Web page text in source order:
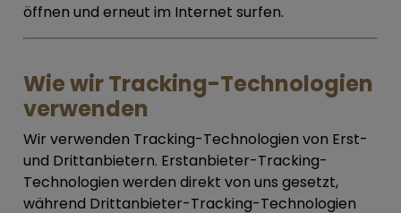
öffnen und erneut im Internet surfen.
Wie wir Tracking-Technologien
verwenden
Wir verwenden Tracking-Technologien von Erst-
und Drittanbietern. Erstanbieter-Tracking-
Technologien werden direkt von uns gesetzt,
während Drittanbieter-Tracking-Technologien